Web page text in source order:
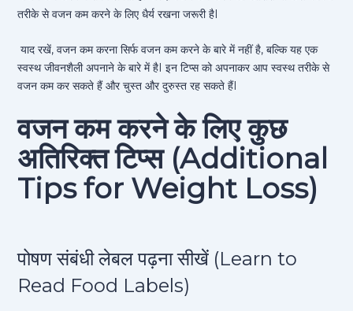
तरीके से वजन कम करने के लिए धैर्य रखना जरूरी हैI
याद रखें, वजन कम करना सिर्फ वजन कम करने के बारे में नहीं है, बल्कि यह एक
स्वस्थ जीवनशैली अपनाने के बारे में हैI इन टिप्स को अपनाकर आप स्वस्थ तरीके से
वजन कम कर सकते हैं और चुस्त और दुरुस्त रह सकते हैंI
वजन कम करने के लिए कुछ
अतिरिक्त टिप्स (Additional
Tips for Weight Loss)
पोषण संबंधी लेबल पढ़ना सीखें (Learn to
Read Food Labels)